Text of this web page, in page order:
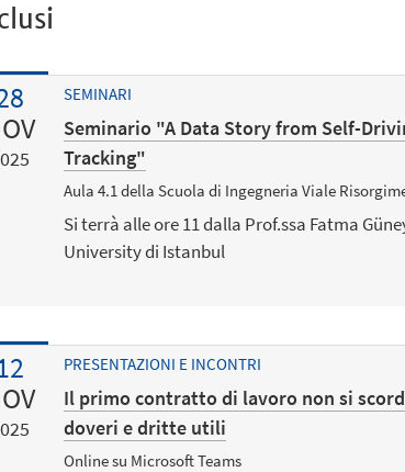
SEMINARI
Seminario "A Data Story from Self-
Tracking"
Aula 4.1 della Scuola di Ingegneria Viale
Si terrà alle ore 11 dalla Prof.ssa Fatma
University di Istanbul
PRESENTAZIONI E INCONTRI
Il primo contratto di lavoro non si
doveri e dritte utili
Online su Microsoft Teams